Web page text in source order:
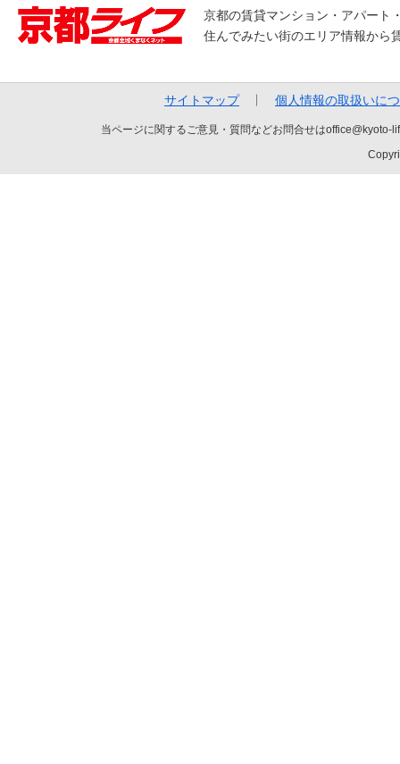
京都の賃貸マンション・アパート
住んでみたい街のエリア情報から
サイトマップ 個人情報の取扱いに
当ページに関するご意見・質問などお問合せは